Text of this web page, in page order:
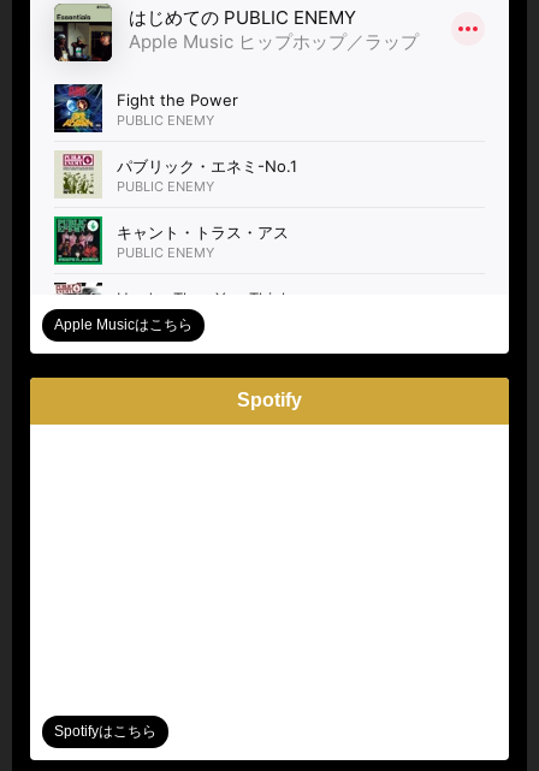
Apple Musicはこちら
Spotify
Spotifyはこちら